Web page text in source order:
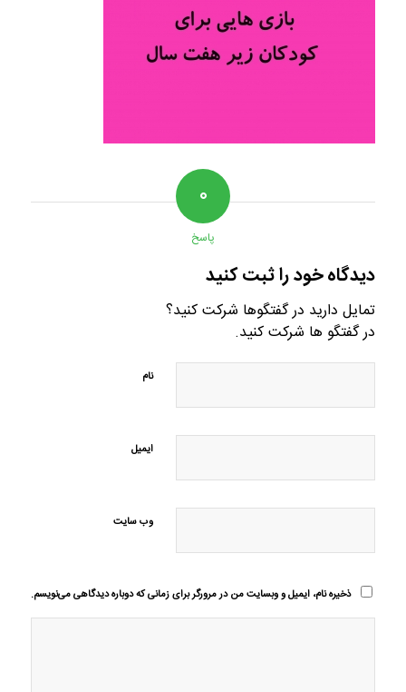
۰
پاسخ
دیدگاه خود را ثبت کنید
تمایل دارید در گفتگوها شرکت کنید؟
در گفتگو ها شرکت کنید.
نام
ایمیل
وب‌ سایت
ذخیره نام، ایمیل و وبسایت من در مرورگر برای زمانی که دوباره دیدگاهی می‌نویسم.